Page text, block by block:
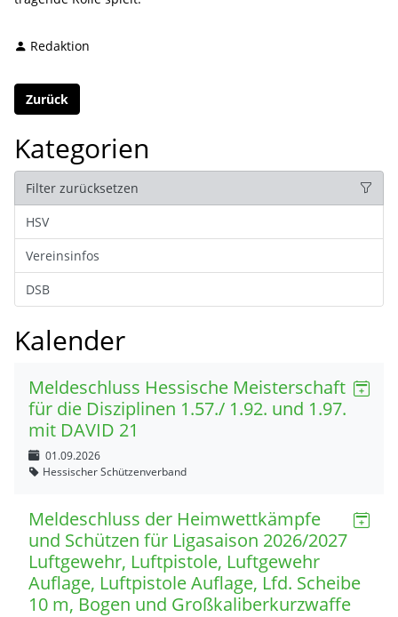
Redaktion
Zurück
Kategorien
Filter zurücksetzen
HSV
Vereinsinfos
DSB
Kalender
Meldeschluss Hessische Meisterschaft
für die Disziplinen 1.57./ 1.92. und 1.97.
mit DAVID 21
01.09.2026
Hessischer Schützenverband
Meldeschluss der Heimwettkämpfe
und Schützen für Ligasaison 2026/2027
Luftgewehr, Luftpistole, Luftgewehr
Auflage, Luftpistole Auflage, Lfd. Scheibe
10 m, Bogen und Großkaliberkurzwaffe